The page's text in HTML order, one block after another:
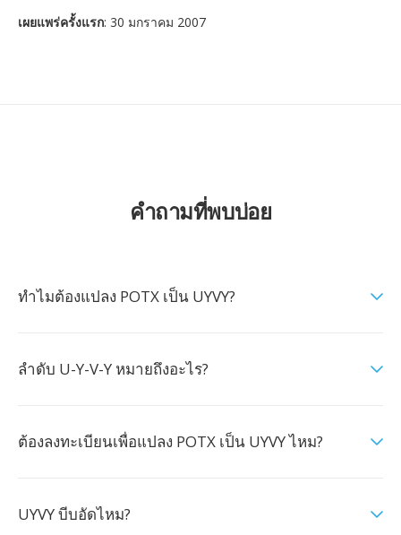
เผยแพร่ครั้งแรก: 30 มกราคม 2007
คำถามที่พบบ่อย
ทำไมต้องแปลง POTX เป็น UYVY?
ลำดับ U-Y-V-Y หมายถึงอะไร?
ต้องลงทะเบียนเพื่อแปลง POTX เป็น UYVY ไหม?
UYVY บีบอัดไหม?